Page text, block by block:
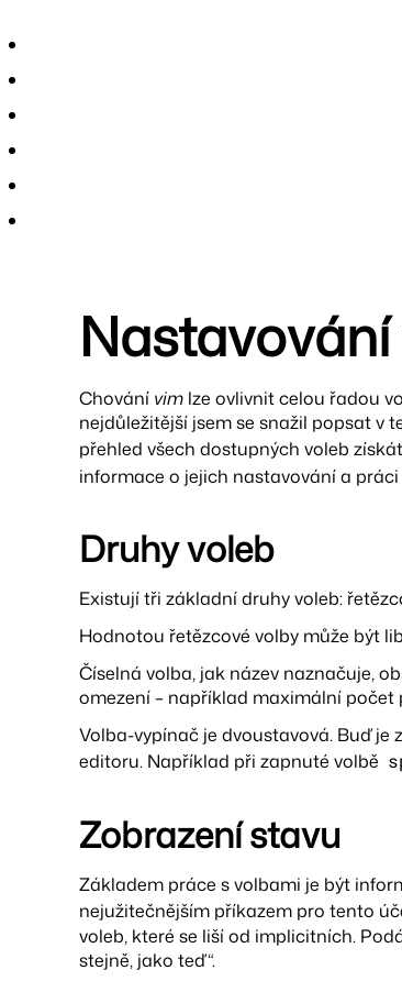
Chování vim lze ovlivnit celou řadou
nejdůležitější jsem se snažil popsat v
přehled všech dostupných voleb
informace o jejich nastavování a
Druhy voleb
Existují tři základní druhy voleb:
Hodnotou řetězcové volby může být
Číselná volba, jak název naznačuje,
omezení – například maximální počet
Volba-vypínač je dvoustavová. Buď
editoru. Například při zapnuté volbě
Zobrazení stavu
Základem práce s volbami je být
nejužitečnějším příkazem pro tento
voleb, které se liší od implicitních.
stejně, jako teď“.